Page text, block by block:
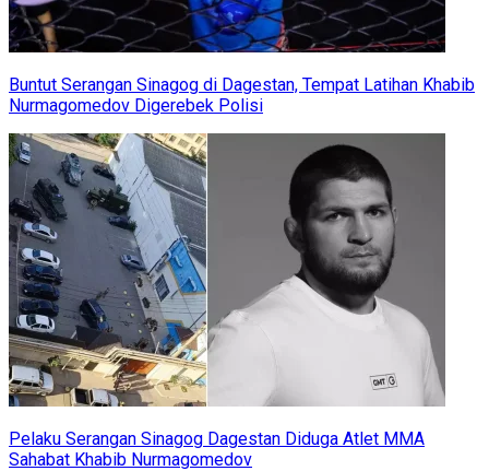
Buntut Serangan Sinagog di Dagestan, Tempat Latihan Khabib
Nurmagomedov Digerebek Polisi
Pelaku Serangan Sinagog Dagestan Diduga Atlet MMA
Sahabat Khabib Nurmagomedov